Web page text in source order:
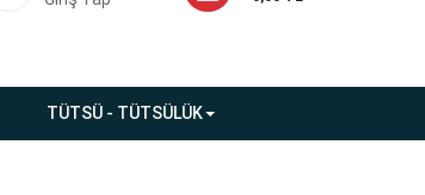
TÜTSÜ - TÜTSÜLÜK